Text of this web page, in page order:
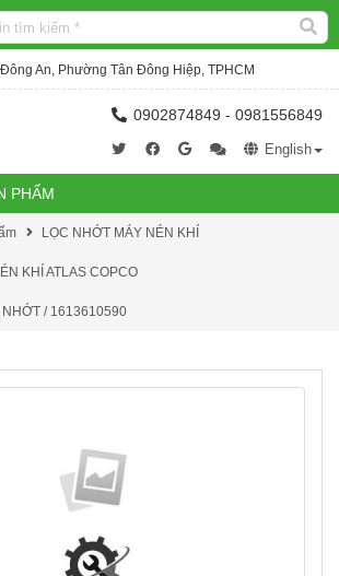
An, Phường Tân Đông Hiệp, TPHCM
0902874849 - 0981556849
English
PHẨM
LỌC NHỚT MÁY NÉN KHÍ
KHÍ ATLAS COPCO
NHỚT / 1613610590